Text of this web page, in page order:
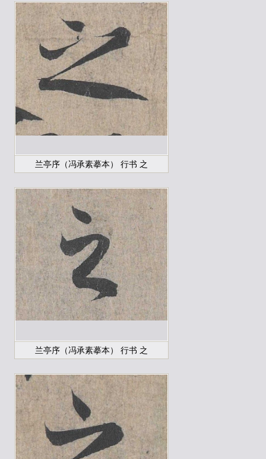
兰亭序（冯承素摹本） 行书 之
兰亭序（冯承素摹本） 行书 之